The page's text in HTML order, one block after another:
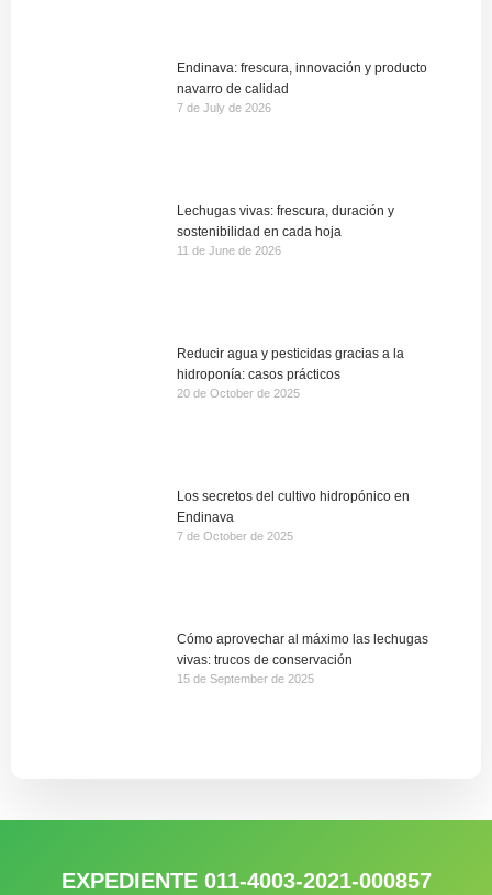
Endinava: frescura, innovación y producto
navarro de calidad
7 de July de 2026
Lechugas vivas: frescura, duración y
sostenibilidad en cada hoja
11 de June de 2026
Reducir agua y pesticidas gracias a la
hidroponía: casos prácticos
20 de October de 2025
Los secretos del cultivo hidropónico en
Endinava
7 de October de 2025
Cómo aprovechar al máximo las lechugas
vivas: trucos de conservación
15 de September de 2025
EXPEDIENTE 011-4003-2021-000857